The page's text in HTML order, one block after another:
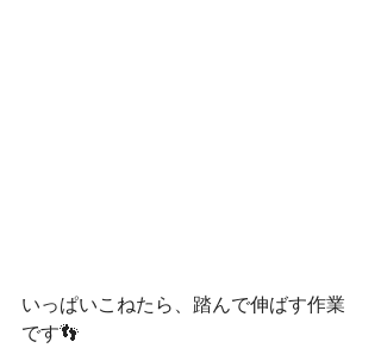
いっぱいこねたら、踏んで伸ばす作業
です👣